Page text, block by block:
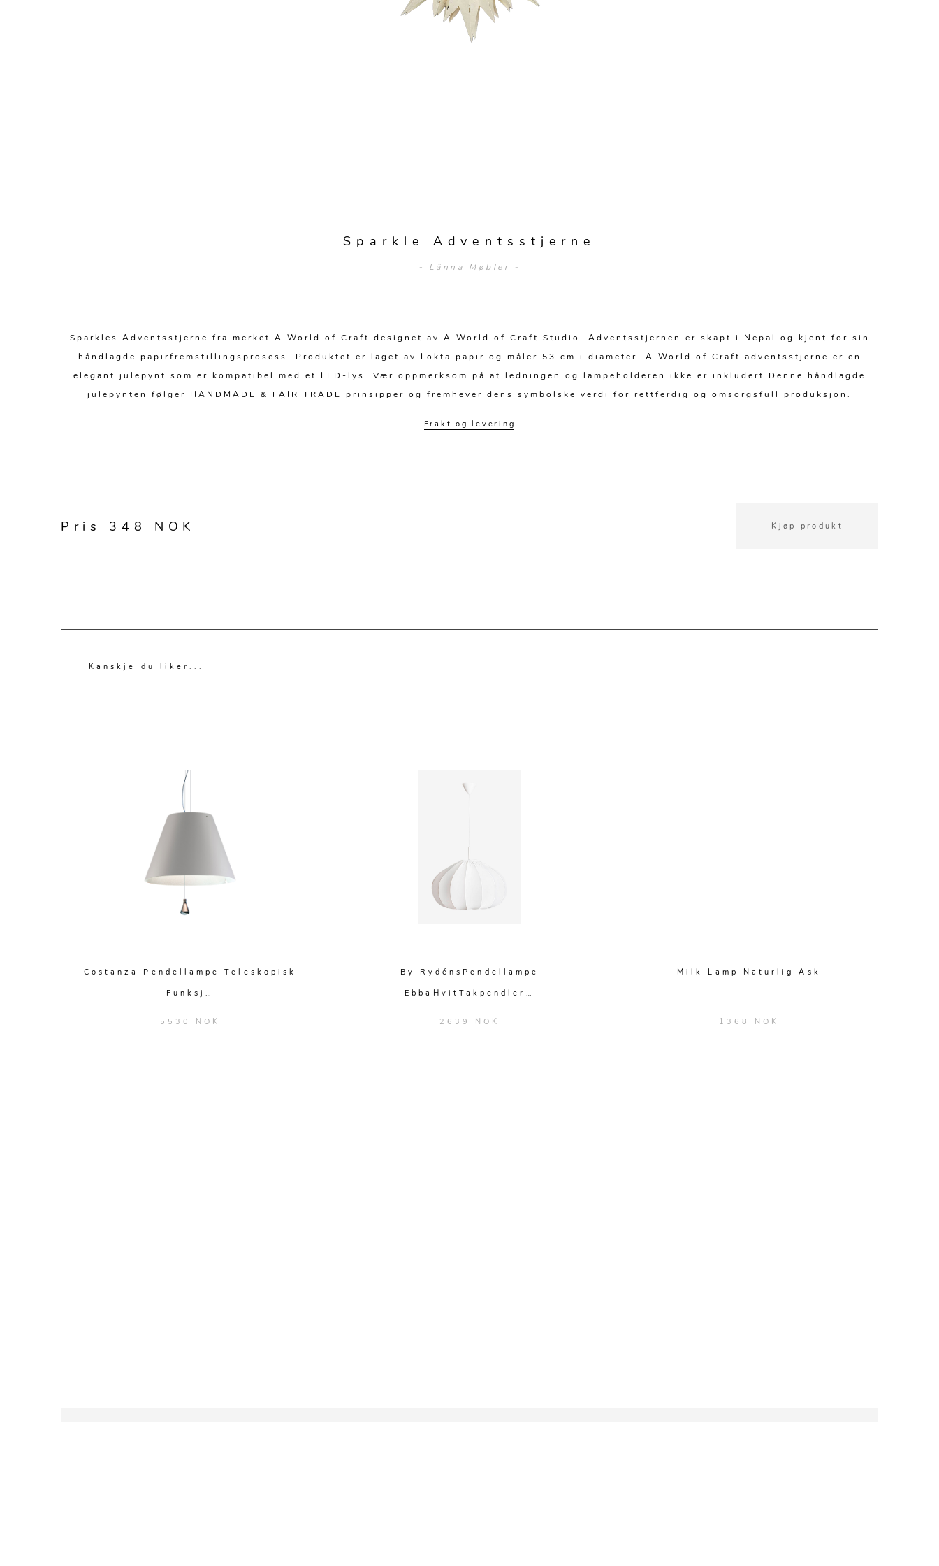
Sparkle Adventsstjerne
- Länna Møbler -
Sparkles Adventsstjerne fra merket A World of Craft designet av A World of Craft Studio. Adventsstjernen er skapt i Nepal og kjent for sin
håndlagde papirfremstillingsprosess. Produktet er laget av Lokta papir og måler 53 cm i diameter. A World of Craft adventsstjerne er en
elegant julepynt som er kompatibel med et LED-lys. Vær oppmerksom på at ledningen og lampeholderen ikke er inkludert.Denne håndlagde
julepynten følger HANDMADE & FAIR TRADE prinsipper og fremhever dens symbolske verdi for rettferdig og omsorgsfull produksjon.
Frakt og levering
Pris 348 NOK Kjøp produkt
Kanskje du liker...
Costanza Pendellampe Teleskopisk
Funksj…
5530 NOK
By RydénsPendellampe
EbbaHvitTakpendler…
2639 NOK
Milk Lamp Naturlig Ask
1368 NOK